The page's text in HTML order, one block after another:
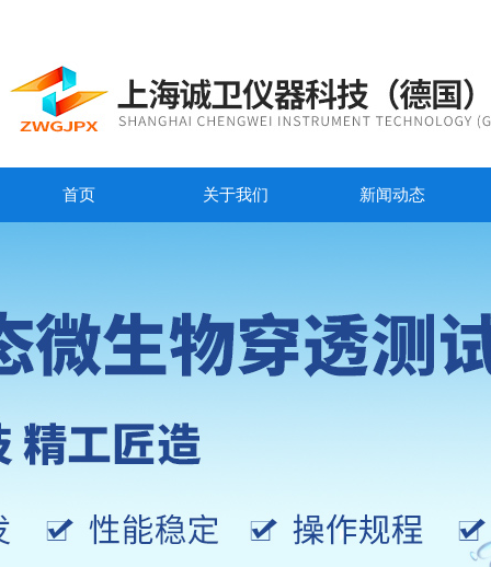
首页 关于我们 新闻动态